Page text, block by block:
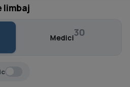
limbaj
Medici30